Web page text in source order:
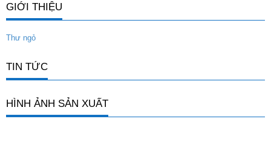
GIỚI THIỆU
Thư ngỏ
TIN TỨC
HÌNH ẢNH SẢN XUẤT